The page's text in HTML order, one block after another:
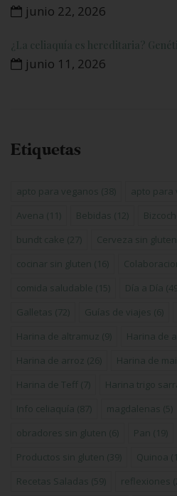
junio 22, 2026
¿La celiaquía es hereditaria?
junio 11, 2026
Etiquetas
apto para veganos (38) apto para
Avena (11) Bebidas (12)
bundt cake (27) Cerveza sin gluten
cocinar sin gluten (16)
comida saludable (15) Día a Día
Galletas (72) Guías de viajes (6)
Harina de altramuz (9) Harina de
Harina de arroz (26) Harina de
Harina de Teff (7) Harina trigo
Info celiaquía (87) magdalenas (5)
obradores sin gluten (6) Pan (19)
Productos sin gluten (39) Quinoa
Recetas Saladas (59) reflexiones